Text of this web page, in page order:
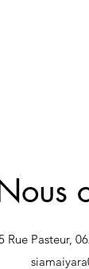
Rue Pasteur,